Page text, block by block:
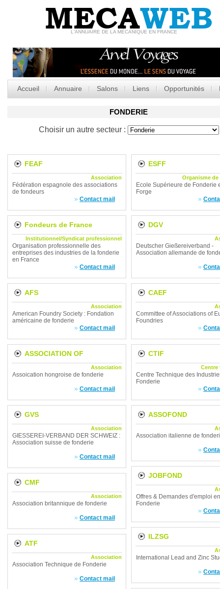
MECAWEB
L'ANNUAIRE DE LA MÉCANIQUE EN FRANCE
Accueil Annuaire Salons Liens Opportunités
FONDERIE
Choisir un autre secteur :
FEAF
Association
Fédération espagnole des associations
de fondeurs
Contact mail
ESFF
Organisme
Ecole Supérieure de Fonderie
Forge
Fondeurs de France
Institutionnel/Syndicat professionnel
Organisation professionnelle des
entreprises des industries de la fonderie
en France
Contact mail
DGV
Deutscher Gießereiverband -
Association allemande de
AFS
Association
American Foundry Society : Fondation
américaine de fonderie
Contact mail
CAEF
Committee of Associations of
Foundries
ASSOCIATION OF
HUNGARIAN FOUNDRIES
Association
Assoication hongroise de fonderie
Contact mail
CTIF
Centre
Centre Technique des
Fonderie
GVS
Association
GIESSEREI-VERBAND DER SCHWEIZ :
Association suisse de fonderie
Contact mail
ASSOFOND
Association italienne de
JOBFOND
Offres & Demandes d'emploi en
Fonderie
CMF
Association
Association britannique de fonderie
Contact mail
ILZSG
International Lead and Zinc
ATF
Association
Association Technique de Fonderie
Contact mail